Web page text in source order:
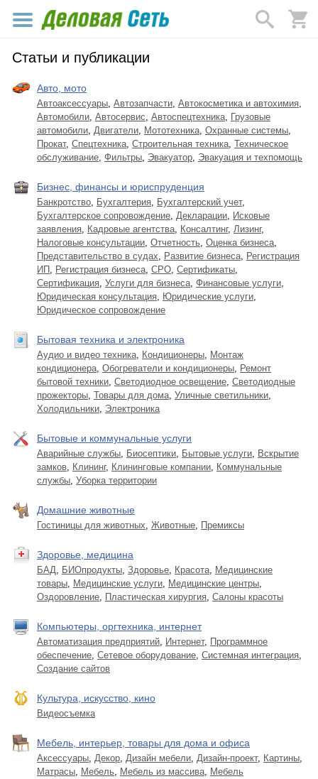
Статьи и публикации
Авто, мото
Автоаксессуары, Автозапчасти, Автокосметика и автохимия,
Автомобили, Автосервис, Автоспецтехника, Грузовые
автомобили, Двигатели, Мототехника, Охранные системы,
Прокат, Спецтехника, Строительная техника, Техническое
обслуживание, Фильтры, Эвакуатор, Эвакуация и техпомощь
Бизнес, финансы и юриспруденция
Банкротство, Бухгалтерия, Бухгалтерский учет,
Бухгалтерское сопровождение, Декларации, Исковые
заявления, Кадровые агентства, Консалтинг, Лизинг,
Налоговые консультации, Отчетность, Оценка бизнеса,
Представительство в судах, Развитие бизнеса, Регистрация
ИП , Регистрация бизнеса, СРО, Сертификаты,
Сертификация, Услуги для бизнеса, Финансовые услуги,
Юридическая консультация, Юридические услуги,
Юридическое сопровождение
Бытовая техника и электроника
Аудио и видео техника, Кондиционеры, Монтаж
кондиционера, Обогреватели и кондиционеры, Ремонт
бытовой техники, Светодиодное освещение, Светодиодные
прожекторы, Товары для дома, Уличные светильники,
Холодильники, Электроника
Бытовые и коммунальные услуги
Аварийные службы, Биосептики, Бытовые услуги, Вскрытие
замков, Клининг, Клининговые компании, Коммунальные
службы, Уборка территории
Домашние животные
Гостиницы для животных, Животные, Премиксы
Здоровье, медицина
БАД, БИОпродукты, Здоровье, Красота, Медицинские
товары, Медицинские услуги, Медицинские центры,
Оздоровление, Пластическая хирургия, Салоны красоты
Компьютеры, оргтехника, интернет
Автоматизация предприятий, Интернет, Программное
обеспечение, Сетевое оборудование, Системная интеграция,
Создание сайтов
Культура, искусство, кино
Видеосъемка
Мебель, интерьер, товары для дома и офиса
Аксессуары, Декор, Дизайн мебели, Дизайн-проект, Картины,
Матрасы, Мебель, Мебель из массива, Мебель